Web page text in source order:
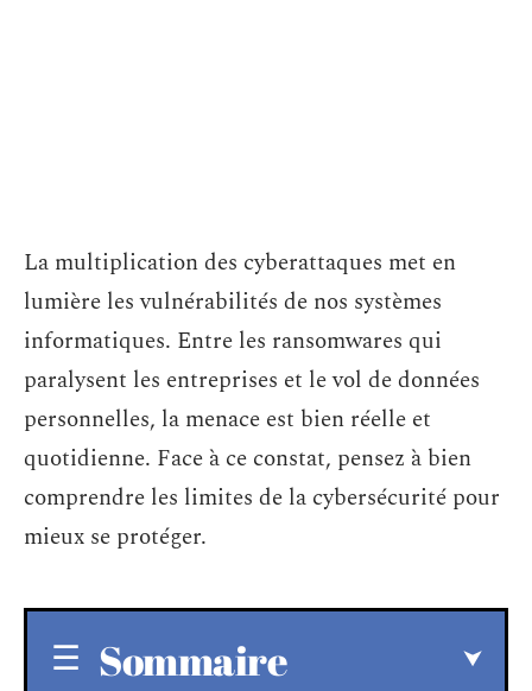
La multiplication des cyberattaques met en
lumière les vulnérabilités de nos systèmes
informatiques. Entre les ransomwares qui
paralysent les entreprises et le vol de données
personnelles, la menace est bien réelle et
quotidienne. Face à ce constat, pensez à bien
comprendre les limites de la cybersécurité pour
mieux se protéger.
Sommaire